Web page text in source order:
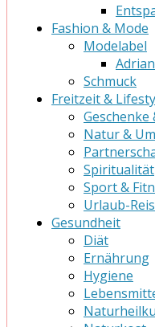
Fashion & Mode
Modelabel
Schmuck
Freitzeit &
Geschenke
Natur &
Spiritualität
Sport &
Urlaub-
Gesundheit
Diät
Ernährung
Hygiene